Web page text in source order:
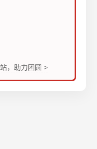
，助力团圆 >